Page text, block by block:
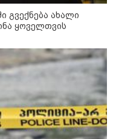
გვექნება ახალი
ყოველთვის